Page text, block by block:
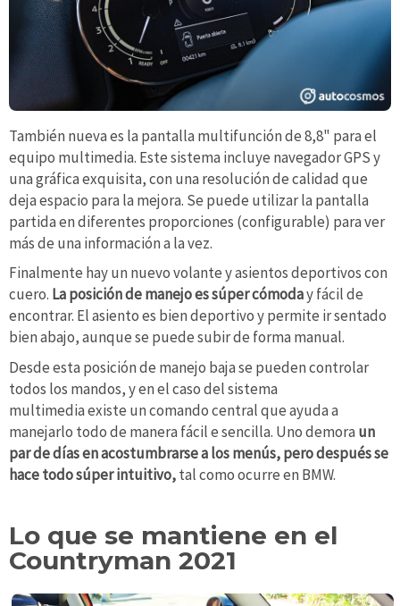
También nueva es la pantalla multifunción de 8,8" para el
equipo multimedia. Este sistema incluye navegador GPS y
una gráfica exquisita, con una resolución de calidad que
deja espacio para la mejora. Se puede utilizar la pantalla
partida en diferentes proporciones (configurable) para ver
más de una información a la vez.
Finalmente hay un nuevo volante y asientos deportivos con
cuero. La posición de manejo es súper cómoday fácil de
encontrar. El asiento es bien deportivo y permite ir sentado
bien abajo, aunque se puede subir de forma manual.
Desde esta posición de manejo baja se pueden controlar
todos los mandos, y en el caso del sistema
multimedia existe un comando central que ayuda a
manejarlo todo de manera fácil e sencilla. Uno demora un
par de días en acostumbrarse a los menús, pero después se
hace todo súper intuitivo,tal como ocurre en BMW.
Lo que se mantiene en el
Countryman 2021